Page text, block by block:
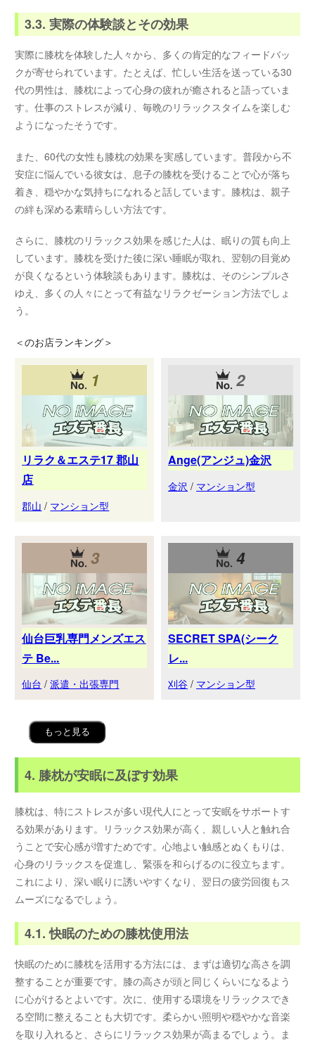
3.3. 実際の体験談とその効果
実際に膝枕を体験した人々から、多くの肯定的なフィードバッ
クが寄せられています。たとえば、忙しい生活を送っている30
代の男性は、膝枕によって心身の疲れが癒されると語っていま
す。仕事のストレスが減り、毎晩のリラックスタイムを楽しむ
ようになったそうです。
また、60代の女性も膝枕の効果を実感しています。普段から不
安症に悩んでいる彼女は、息子の膝枕を受けることで心が落ち
着き、穏やかな気持ちになれると話しています。膝枕は、親子
の絆も深める素晴らしい方法です。
さらに、膝枕のリラックス効果を感じた人は、眠りの質も向上
しています。膝枕を受けた後に深い睡眠が取れ、翌朝の目覚め
が良くなるという体験談もあります。膝枕は、そのシンプルさ
ゆえ、多くの人々にとって有益なリラクゼーション方法でしょ
う。
＜のお店ランキング＞
1
リラク＆エステ17 郡山
店
郡山 / マンション型
2
Ange(アンジュ)金沢
金沢 / マンション型
3
仙台巨乳専門メンズエス
テ Be...
仙台 /派遣・出張専門
4
SECRET SPA(シーク
レ...
刈谷 / マンション型
もっと見る
4. 膝枕が安眠に及ぼす効果
膝枕は、特にストレスが多い現代人にとって安眠をサポートす
る効果があります。リラックス効果が高く、親しい人と触れ合
うことで安心感が増すためです。心地よい触感とぬくもりは、
心身のリラックスを促進し、緊張を和らげるのに役立ちます。
これにより、深い眠りに誘いやすくなり、翌日の疲労回復もス
ムーズになるでしょう。
4.1. 快眠のための膝枕使用法
快眠のために膝枕を活用する方法には、まずは適切な高さを調
整することが重要です。膝の高さが頭と同じくらいになるよう
に心がけるとよいです。次に、使用する環境をリラックスでき
る空間に整えることも大切です。柔らかい照明や穏やかな音楽
を取り入れると、さらにリラックス効果が高まるでしょう。ま